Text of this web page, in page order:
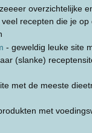
overzichtelijke
recepten die je
- geweldig leuke site
(slanke)
met de meeste
met